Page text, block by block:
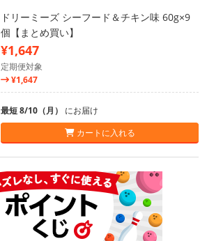
ドリーミーズ シーフード＆チキン味 60g×9
個【まとめ買い】
¥1,647
定期便対象
¥1,647
最短 8/10（月） にお届け
カートに入れる